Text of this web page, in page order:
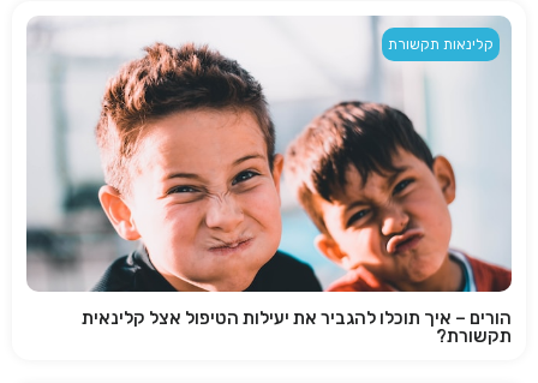
קלינאות תקשורת
הורים – איך תוכלו להגביר את יעילות הטיפול אצל קלינאית
תקשורת?